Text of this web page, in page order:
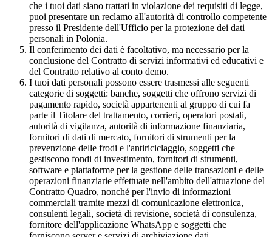
che i tuoi dati siano trattati in violazione dei requisiti di legge,
puoi presentare un reclamo all'autorità di controllo competente
presso il Presidente dell'Ufficio per la protezione dei dati
personali in Polonia.
Il conferimento dei dati è facoltativo, ma necessario per la
conclusione del Contratto di servizi informativi ed educativi e
del Contratto relativo al conto demo.
I tuoi dati personali possono essere trasmessi alle seguenti
categorie di soggetti: banche, soggetti che offrono servizi di
pagamento rapido, società appartenenti al gruppo di cui fa
parte il Titolare del trattamento, corrieri, operatori postali,
autorità di vigilanza, autorità di informazione finanziaria,
fornitori di dati di mercato, fornitori di strumenti per la
prevenzione delle frodi e l'antiriciclaggio, soggetti che
gestiscono fondi di investimento, fornitori di strumenti,
software e piattaforme per la gestione delle transazioni e delle
operazioni finanziarie effettuate nell'ambito dell'attuazione del
Contratto Quadro, nonché per l'invio di informazioni
commerciali tramite mezzi di comunicazione elettronica,
consulenti legali, società di revisione, società di consulenza,
fornitore dell'applicazione WhatsApp e soggetti che